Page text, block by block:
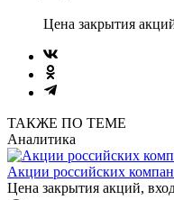
Цена закрытия
ТАКЖЕ ПО ТЕМЕ
Аналитика
Акции российских
Цена закрытия акций,